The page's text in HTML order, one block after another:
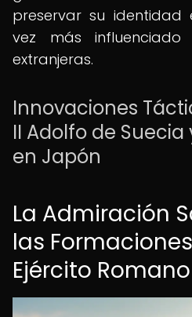
preservar su
vez más
extranjeras.
Innovaciones
II Adolfo de
en Japón
La Admiración
las
Ejército Romano